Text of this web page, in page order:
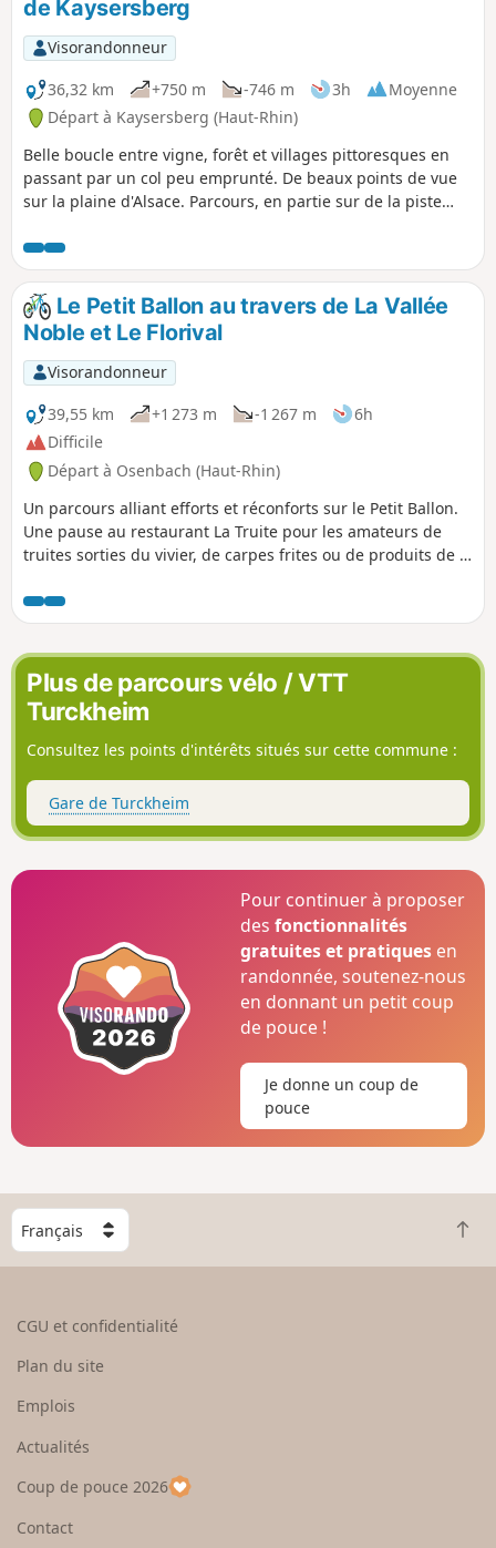
de Kaysersberg
Visorandonneur
36,32 km
+750 m -746 m 3h
Moyenne
Départ à Kaysersberg (Haut-Rhin)
Belle boucle entre vigne, forêt et villages pittoresques en
passant par un col peu emprunté. De beaux points de vue
sur la plaine d'Alsace. Parcours, en partie sur de la piste
fréquentée.
Le Petit Ballon au travers de La Vallée
Noble et Le Florival
Visorandonneur
39,55 km
+1 273 m -1 267 m
6h
Difficile
Départ à Osenbach (Haut-Rhin)
Un parcours alliant efforts et réconforts sur le Petit Ballon.
Une pause au restaurant La Truite pour les amateurs de
truites sorties du vivier, de carpes frites ou de produits de la
chaine des Alpes, du Mont Blanc aux Alpes autrichiennes (si
pas de brume).
Plus de parcours vélo / VTT
Turckheim
Consultez les points d'intérêts situés sur cette commune :
Gare de Turckheim
Pour continuer à proposer
desfonctionnalités
gratuites et pratiques en
randonnée, soutenez-nous
en donnant un petit coup
de pouce !
Je donne un coup de
pouce
C
h
o
e
u
p
a
R
e
CGU et confidentialité
Plan du site
Emplois
Actualités
Coup de pouce 2026
Contact